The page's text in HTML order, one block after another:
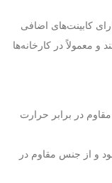
کابینت‌های اضافی
و معمولاً در کارخانه‌ها
در برابر حرارت
و از جنس مقاوم در